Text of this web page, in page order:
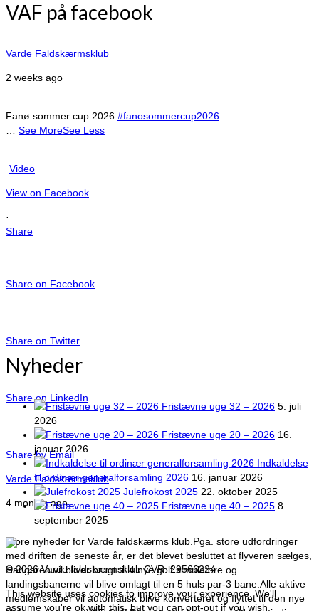
VAF på facebook
Varde Faldskærmsklub
2 weeks ago
Fanø sommer cup 2026. #fanosommercup2026
See MoreSee Less
Video
View on Facebook
·
Share
Share on Facebook
Share on Twitter
Share on LinkedIn
Share by Email
Varde Faldskærmsklub
4 months ago
Store nyheder for Varde faldskærms klub. Pga. store udfordringer
med driften de seneste år, er det blevet besluttet at flyveren sælges,
Hangaren vil bliver brugt til 4 nye golf simulatore og
landingsbanerne vil blive omlagt til en 5 huls par-3 bane. Alle aktive
medlemskaber vil automatisk blive konverteret og flyttet til den nye
Nyheder
Fristævne uge 32 – 2026 5. juli
2026
Fristævne uge 20 – 2026 16.
januar 2026
Indkaldelse
til ordinær generalforsamling 2026 16. januar 2026
Julefrokost 2025 22. oktober 2025
Fristævne uge 40 – 2025 8.
september 2025
© 2026 Varde faldskærmsklub CVR: 29566224
This website uses cookies to improve your experience. We'll
assume you're ok with this, but you can opt-out if you wish.